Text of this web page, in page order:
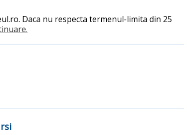
Daca nu respecta termenul-limita din 25